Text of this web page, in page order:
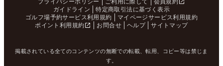
プライバシーポリシー
ご利用に際して
会員規約
ガイドライン
特定商取引法に基づく表示
ゴルフ場予約サービス利用規約
マイページサービス利用規約
ポイント利用規約
お問合せ ヘルプ サイトマップ
掲載されている全てのコンテンツの無断での転載、転用、コピー等は禁じま
す。